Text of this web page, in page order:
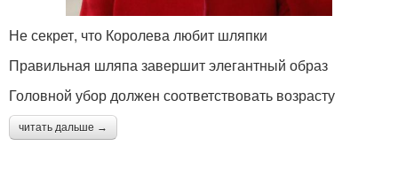
Не секрет, что Королева любит шляпки
Правильная шляпа завершит элегантный образ
Головной убор должен соответствовать возрасту
читать дальше →